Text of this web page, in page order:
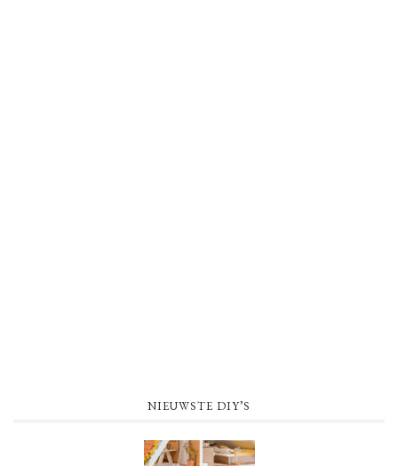
NIEUWSTE DIY’S